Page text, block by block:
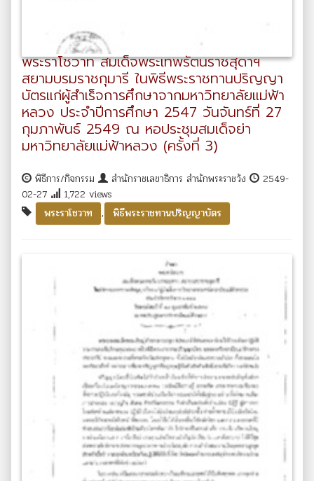
พระราโชวาท สมเด็จพระเทพรัตนราชสุดาฯ
สยามบรมราชกุมารี ในพิธีพระราชทานปริญญา
บัตรแก่ผู้สำเร็จการศึกษาจากมหาวิทยาลัยแม่ฟ้า
หลวง ประจำปีการศึกษา 2547 วันจันทร์ที่ 27
กุมภาพันธ์ 2549 ณ หอประชุมสมเด็จย่า
มหาวิทยาลัยแม่ฟ้าหลวง (ครั้งที่ 3)
พิธีการ/กิจกรรม สำนักราชเลขาธิการ สำนักพระราชวัง
2549-
02-27
1,722 views
พระราโชวาท
, พิธีพระราชทานปริญญาบัตร